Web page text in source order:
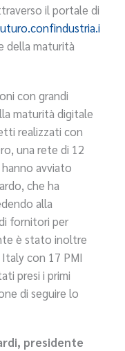
il portale di
della maturità
con grandi
maturità digitale
realizzati con
una rete di 12
avviato
che ha
alla
fornitori per
è stato inoltre
con 17 PMI
presi i primi
di seguire lo
presidente